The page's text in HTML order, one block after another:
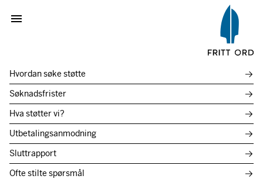
Hvordan søke støtte
Søknadsfrister
Hva støtter vi?
Utbetalingsanmodning
Sluttrapport
Ofte stilte spørsmål